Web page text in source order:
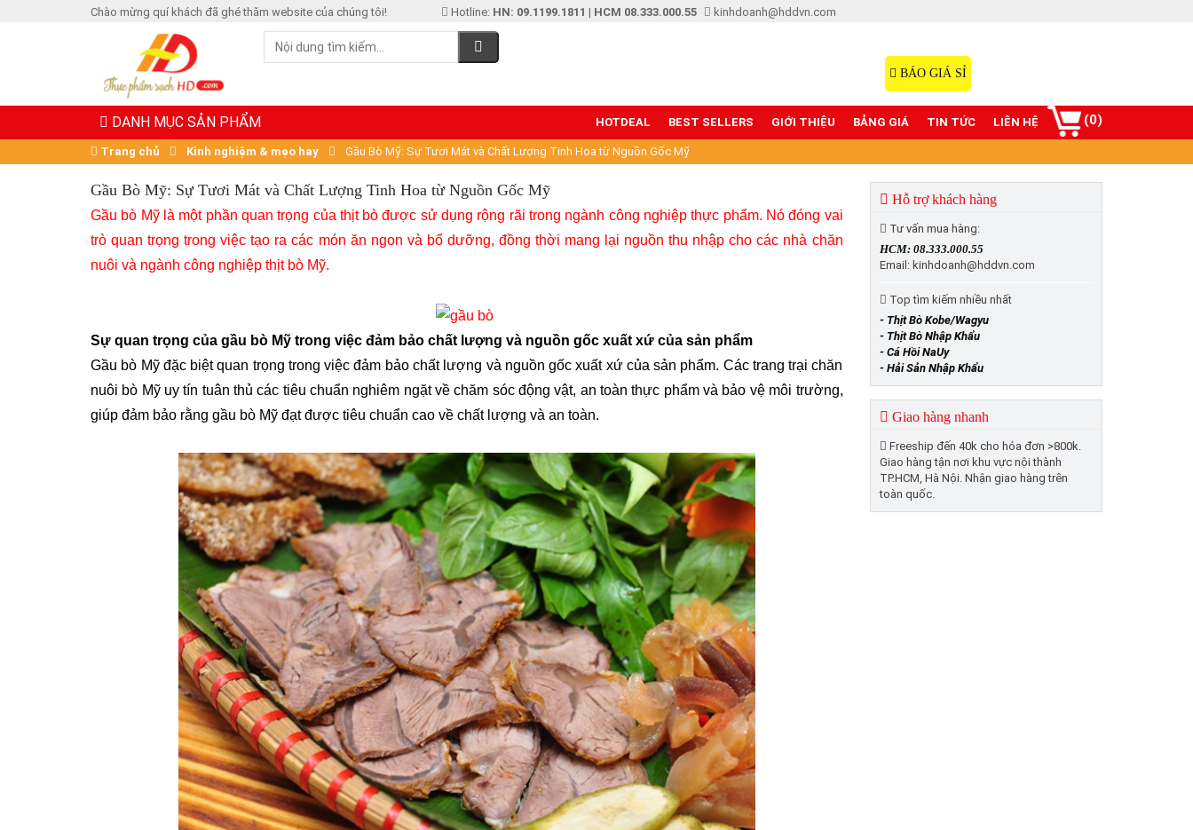
Chào mừng quí khách đã ghé thăm website của chúng tôi! Hotline: HN: 09.1199.1811 | HCM 08.333.000.55 kinhdoanh@hddvn.com
BÁO GIÁ SỈ
DANH MỤC SẢN PHẨM (0)
HOTDEAL BEST SELLERS GIỚI THIỆU BẢNG GIÁ TIN TỨC LIÊN HỆ
Trang chủ Kinh nghiệm & mẹo hay Gầu Bò Mỹ: Sự Tươi Mát và Chất Lượng Tinh Hoa từ Nguồn Gốc Mỹ
Gầu Bò Mỹ: Sự Tươi Mát và Chất Lượng Tinh Hoa từ Nguồn Gốc Mỹ
Gầu bò Mỹ là một phần quan trọng của thịt bò được sử dụng rộng rãi trong ngành công nghiệp thực phẩm. Nó đóng vai
trò quan trọng trong việc tạo ra các món ăn ngon và bổ dưỡng, đồng thời mang lại nguồn thu nhập cho các nhà chăn
nuôi và ngành công nghiệp thịt bò Mỹ.
Sự quan trọng của gầu bò Mỹ trong việc đảm bảo chất lượng và nguồn gốc xuất xứ của sản phẩm
Gầu bò Mỹ đặc biệt quan trọng trong việc đảm bảo chất lượng và nguồn gốc xuất xứ của sản phẩm. Các trang trại chăn
nuôi bò Mỹ uy tín tuân thủ các tiêu chuẩn nghiêm ngặt về chăm sóc động vật, an toàn thực phẩm và bảo vệ môi trường,
giúp đảm bảo rằng gầu bò Mỹ đạt được tiêu chuẩn cao về chất lượng và an toàn.
Hỗ trợ khách hàng
Tư vấn mua hàng:
HCM: 08.333.000.55
Email: kinhdoanh@hddvn.com
Top tìm kiếm nhiều nhất
- Thịt Bò Kobe/Wagyu
- Thịt Bò Nhập Khẩu
- Cá Hồi NaUy
- Hải Sản Nhập Khẩu
Giao hàng nhanh
Freeship đến 40k cho hóa đơn >800k.
Giao hàng tận nơi khu vực nội thành
TP.HCM, Hà Nội. Nhận giao hàng trên
toàn quốc.